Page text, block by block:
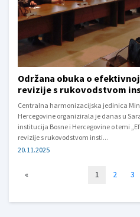
Održana obuka o
revizije s rukovodstvom
Centralna harmonizacijska jedinica
Hercegovine organizirala je danas u
institucija Bosne i Hercegovine o temi
revizije s rukovodstvom insti...
20.11.2025
« 1 2 3